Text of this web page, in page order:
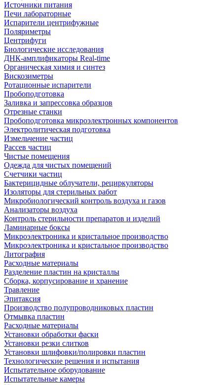
Источники питания
Печи лабораторные
Испарители центрифужные
Поляриметры
Центрифуги
Биологические исследования
ДНК-амплификаторы Real-time
Органическая химия и синтез
Вискозиметры
Ротационные испарители
Пробоподготовка
Заливка и запрессовка образцов
Отрезные станки
Пробоподготовка микроэлектронных компонентов
Электролитическая подготовка
Измельчение частиц
Рассев частиц
Чистые помещения
Одежда для чистых помещений
Счетчики частиц
Бактерицидные облучатели, рециркуляторы
Изоляторы для стерильных работ
Микробиологический контроль воздуха и газов
Анализаторы воздуха
Контроль стерильности препаратов и изделий
Ламинарные боксы
Микроэлектроника и кристальное производство
Микроэлектроника и кристальное производство
Литография
Расходные материалы
Разделение пластин на кристаллы
Сборка, корпусирование и хранение
Травление
Эпитаксия
Производство полупроводниковых пластин
Отмывка пластин
Расходные материалы
Установки обработки фаски
Установки резки слитков
Установки шлифовки/полировки пластин
Технологические решения и испытания
Испытательное оборудование
Испытательные камеры